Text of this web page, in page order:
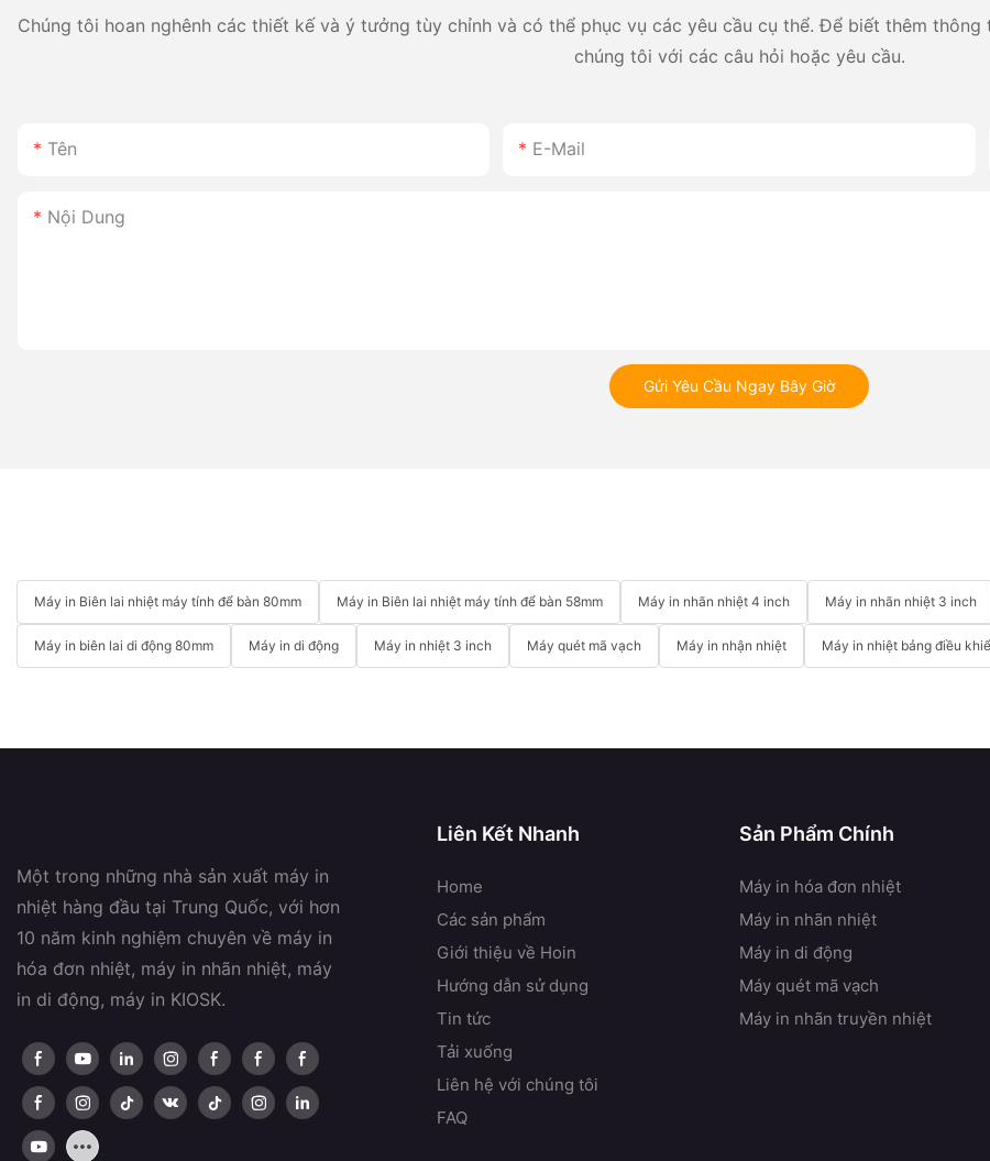
Chúng tôi hoan nghênh các thiết kế và ý tưởng tùy chỉnh và có thể phục vụ các yêu cầu cụ thể. Để biết thêm
chúng tôi với các câu hỏi hoặc yêu cầu.
Tên E-Mail
Nội Dung
Gửi Yêu Cầu Ngay Bây Giờ
Máy in Biên lai nhiệt máy tính để bàn 80mm Máy in Biên lai nhiệt máy tính để bàn 58mm Máy in nhãn nhiệt 4 inch Máy in nhãn nhiệt 3 inch
Máy in biên lai di động 80mm Máy in di động Máy in nhiệt 3 inch Máy quét mã vạch Máy in nhận nhiệt Máy in nhiệt bảng điều
Một trong những nhà sản xuất máy in
nhiệt hàng đầu tại Trung Quốc, với hơn
10 năm kinh nghiệm chuyên về máy in
hóa đơn nhiệt, máy in nhãn nhiệt, máy
in di động, máy in KIOSK.
Liên Kết Nhanh
Home
Các sản phẩm
Giới thiệu về Hoin
Hướng dẫn sử dụng
Tin tức
Tải xuống
Liên hệ với chúng tôi
FAQ
Sản Phẩm Chính
Máy in hóa đơn nhiệt
Máy in nhãn nhiệt
Máy in di động
Máy quét mã vạch
Máy in nhãn truyền nhiệt